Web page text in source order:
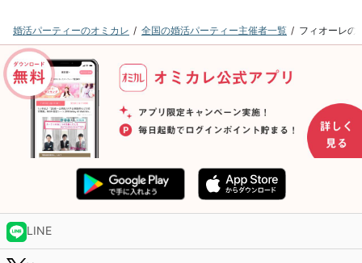
婚活パーティーのオミカレ 全国の婚活パーティー主催者一覧 フィオーレの
LINE